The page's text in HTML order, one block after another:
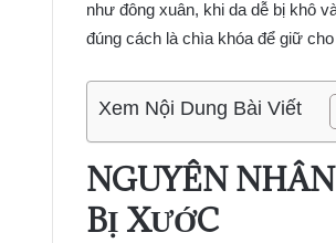
như đông xuân, khi da dễ bị khô
đúng cách là chìa khóa để giữ
Xem Nội Dung Bài Viết
NGUYÊN
BỊ XƯỚC